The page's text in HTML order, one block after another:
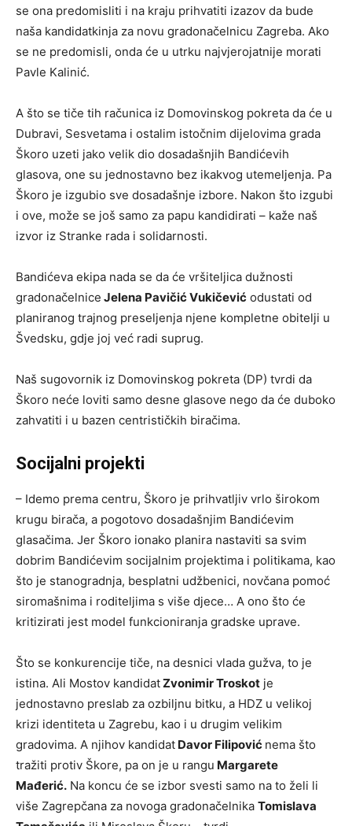
se ona predomisliti i na kraju prihvatiti izazov da bude
naša kandidatkinja za novu gradonačelnicu Zagreba. Ako
se ne predomisli, onda će u utrku najvjerojatnije morati
Pavle Kalinić.
A što se tiče tih računica iz Domovinskog pokreta da će u
Dubravi, Sesvetama i ostalim istočnim dijelovima grada
Škoro uzeti jako velik dio dosadašnjih Bandićevih
glasova, one su jednostavno bez ikakvog utemeljenja. Pa
Škoro je izgubio sve dosadašnje izbore. Nakon što izgubi
i ove, može se još samo za papu kandidirati – kaže naš
izvor iz Stranke rada i solidarnosti.
Bandićeva ekipa nada se da će vršiteljica dužnosti
gradonačelnice Jelena Pavičić Vukičević odustati od
planiranog trajnog preseljenja njene kompletne obitelji u
Švedsku, gdje joj već radi suprug.
Naš sugovornik iz Domovinskog pokreta (DP) tvrdi da
Škoro neće loviti samo desne glasove nego da će duboko
zahvatiti i u bazen centrističkih biračima.
Socijalni projekti
– Idemo prema centru, Škoro je prihvatljiv vrlo širokom
krugu birača, a pogotovo dosadašnjim Bandićevim
glasačima. Jer Škoro ionako planira nastaviti sa svim
dobrim Bandićevim socijalnim projektima i politikama, kao
što je stanogradnja, besplatni udžbenici, novčana pomoć
siromašnima i roditeljima s više djece… A ono što će
kritizirati jest model funkcioniranja gradske uprave.
Što se konkurencije tiče, na desnici vlada gužva, to je
istina. Ali Mostov kandidatZvonimir Troskot je
jednostavno preslab za ozbiljnu bitku, a HDZ u velikoj
krizi identiteta u Zagrebu, kao i u drugim velikim
gradovima. A njihov kandidat Davor Filipović nema što
tražiti protiv Škore, pa on je u rangu Margarete
Mađerić. Na koncu će se izbor svesti samo na to želi li
više Zagrepčana za novoga gradonačelnika Tomislava